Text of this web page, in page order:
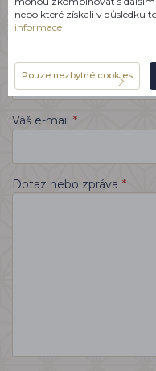
Váš e-mail *
Dotaz nebo zpráva *
nebo které získali v důsledku
informace
Pouze nezbytné cookies